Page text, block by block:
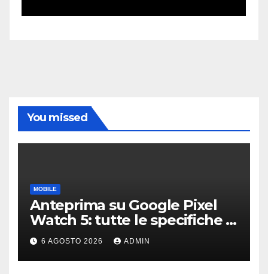
You missed
MOBILE
Anteprima su Google Pixel
Watch 5: tutte le specifiche e
i prezzi trapelati
6 AGOSTO 2026 ADMIN